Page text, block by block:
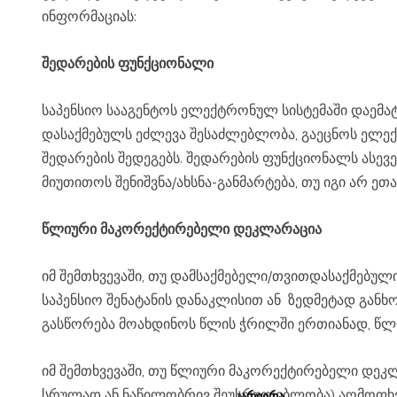
ინფორმაციას:
შედარების ფუნქციონალი
საპენსიო სააგენტოს ელექტრონულ სისტემაში დაემატა შედარების ფუნქციონალი, რომლის მეშვეობით დამსაქმებელს/თვითდასაქმებულს/არასტანდარტულ
დასაქმებულს ეძლევა შესაძლებლობა, გაეცნოს
შედარების შედეგებს. შედარების ფუნქციონალს
მიუთითოს შენიშვნა/ახსნა-განმარტება, თუ იგი არ
წლიური მაკორექტირებელი დეკლარაცია
იმ შემთხვევაში, თუ დამსაქმებელი/თვითდასაქმებული/არასტანდარტული დასაქმებული ეთანხმება შედარების ფუნქციონალში მოცემულ შედარების შედეგებს,
საპენსიო შენატანის დანაკლისით ან ზედმეტად
გასწორება მოახდინოს წლის ჭრილში ერთიანად,
იმ შემთხვევაში, თუ წლიური მაკორექტირებელი დეკლარაცია ითვალისწინებს არაჯეროვანი შესრულების (საპენსიო შენატანის განხორციელების ვალდებულების